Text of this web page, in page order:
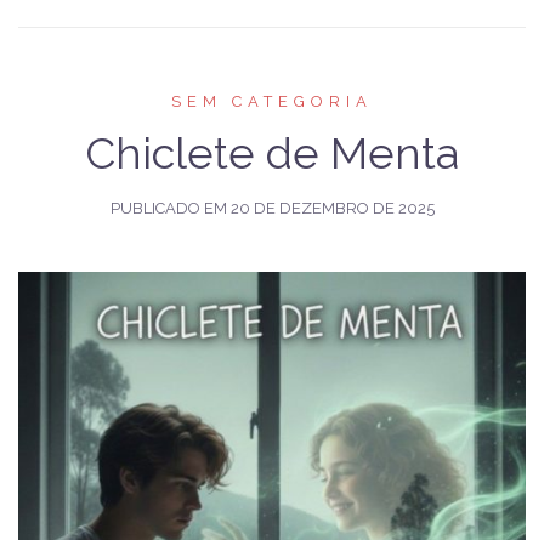
SEM CATEGORIA
Chiclete de Menta
PUBLICADO EM 20 DE DEZEMBRO DE 2025